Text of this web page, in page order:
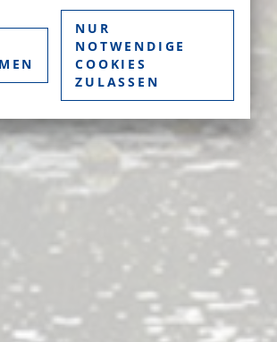
NUR
NOTWENDIGE
COOKIES
ZULASSEN